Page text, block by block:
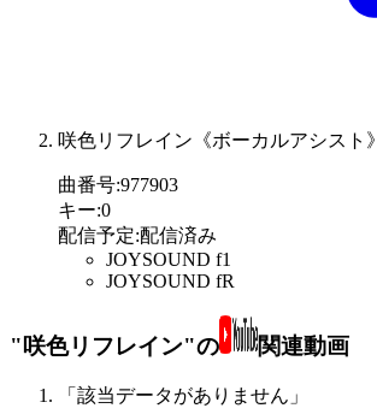
咲色リフレイン《ボーカルアシスト》
曲番号:977903
キー:0
配信予定:配信済み
JOYSOUND f1
JOYSOUND fR
"咲色リフレイン"の 関連動画
「該当データがありません」